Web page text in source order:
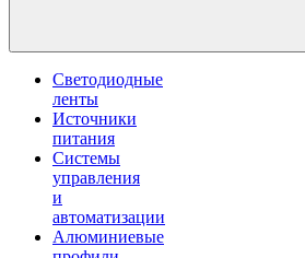
Светодиодные
ленты
Источники
питания
Системы
управления
и
автоматизации
Алюминиевые